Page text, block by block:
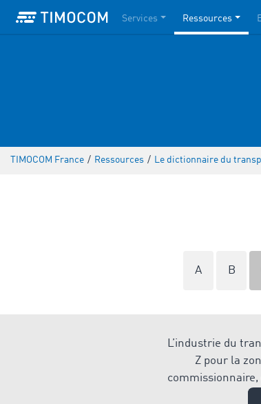
Services Ressources
TIMOCOM France / Ressources / Le dictionnaire du
A B
L’industrie du
Z pour la